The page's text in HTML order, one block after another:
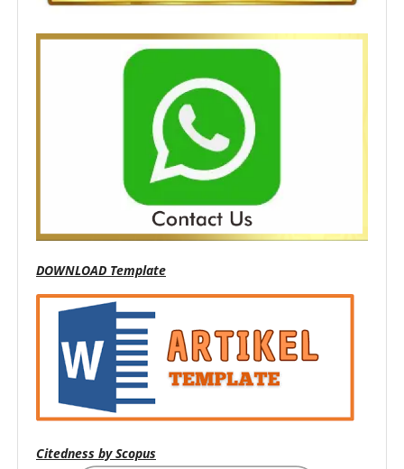
DOWNLOAD Template
Citedness by Scopus